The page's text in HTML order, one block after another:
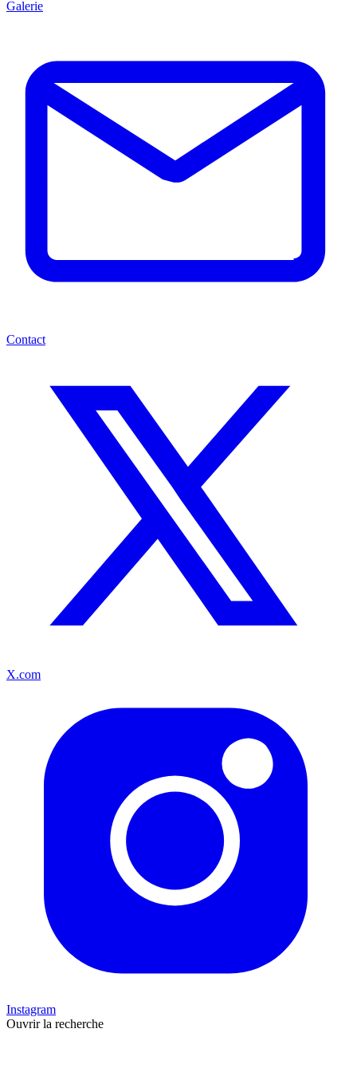
Galerie
Contact
X.com
Instagram
Ouvrir la recherche